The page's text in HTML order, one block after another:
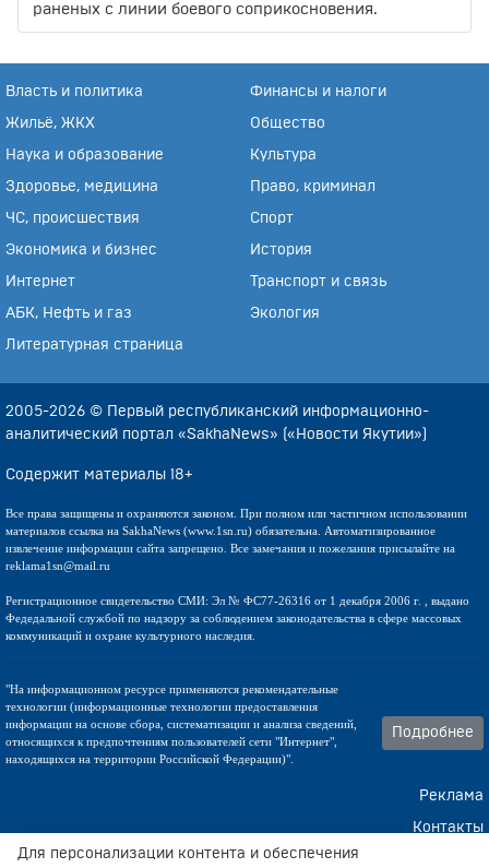
раненых с линии боевого соприкосновения.
Власть и политика Финансы и налоги
Жильё, ЖКХ Общество
Наука и образование Культура
Здоровье, медицина Право, криминал
ЧС, происшествия Спорт
Экономика и бизнес История
Интернет Транспорт и связь
АБК, Нефть и газ Экология
Литературная страница
2005-2026 © Первый республиканский информационно-
аналитический портал «SakhaNews» («Новости Якутии»)
Содержит материалы 18+
Все права защищены и охраняются законом. При полном или частичном использовании
материалов ссылка на SakhaNews (www.1sn.ru) обязательна. Автоматизированное
извлечение информации сайта запрещено. Все замечания и пожелания присылайте на
reklama1sn@mail.ru
Регистрационное свидетельство СМИ: Эл № ФС77-26316 от 1 декабря 2006 г. , выдано
Федедальной службой по надзору за соблюдением законодательства в сфере массовых
коммуникаций и охране культурного наследия.
"На информационном ресурсе применяются рекомендательные
технологии (информационные технологии предоставления
информации на основе сбора, систематизации и анализа сведений,
относящихся к предпочтениям пользователей сети "Интернет",
находящихся на территории Российской Федерации)".
Подробнее
Реклама
Контакты
Для персонализации контента и обеспечения